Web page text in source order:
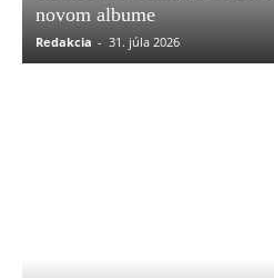
novom albume
Redakcia - 31. júla 2026